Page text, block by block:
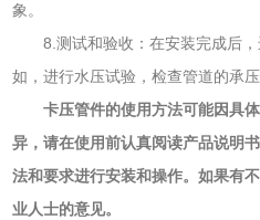
象。
8.测试和验收：在安装完成后，
如，进行水压试验，检查管道的承压
卡压管件的使用方法可能因具
异，请在使用前认真阅读产品说明
法和要求进行安装和操作。如果有
业人士的意见。